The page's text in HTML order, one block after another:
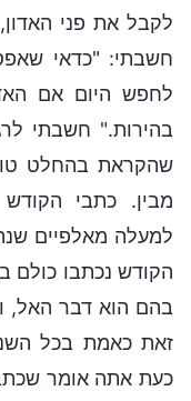
לקבל את פני
חשבתי: "כדאי
לחפש היום אם
בהירות." חשבתי
שהקראת בהחלט
מבין. כתבי
למעלה מאלפיים
הקודש נכתבו
בהם הוא דבר האל,
זאת כאמת בכל
כעת אתה אומר